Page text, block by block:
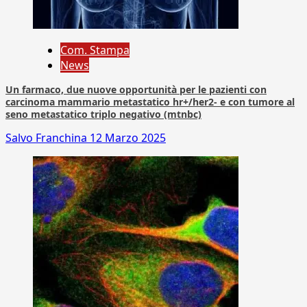
Com. Stampa
News
Un farmaco, due nuove opportunità per le pazienti con
carcinoma mammario metastatico hr+/her2- e con tumore al
seno metastatico triplo negativo (mtnbc)
Salvo Franchina 12 Marzo 2025